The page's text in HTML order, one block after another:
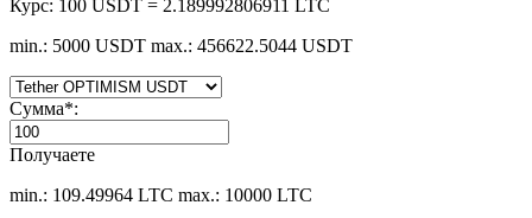
Курс: 100 USDT = 2.189992806911 LTC
min.: 5000 USDT max.: 456622.5044 USDT
Сумма*:
Получаете
min.: 109.49964 LTC max.: 10000 LTC